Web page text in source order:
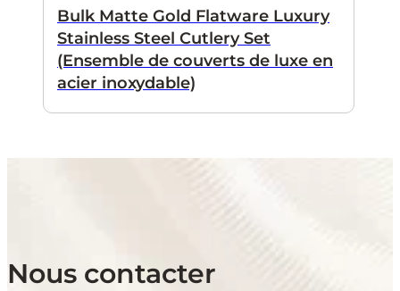
Bulk Matte Gold Flatware Luxury
Stainless Steel Cutlery Set
(Ensemble de couverts de luxe en
acier inoxydable)
Nous contacter